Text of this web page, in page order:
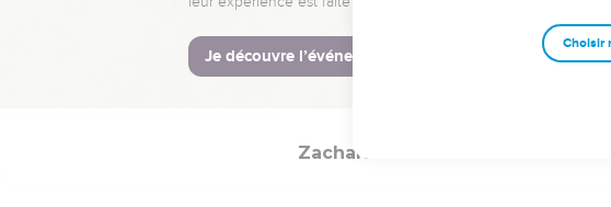
toi, et tu sauras que l'Eternel, le
16 L'Eternel possédera Juda comme sa
Que toute créature fasse silence
Zacharie
Choisir